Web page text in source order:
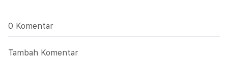
0 Komentar
Tambah Komentar